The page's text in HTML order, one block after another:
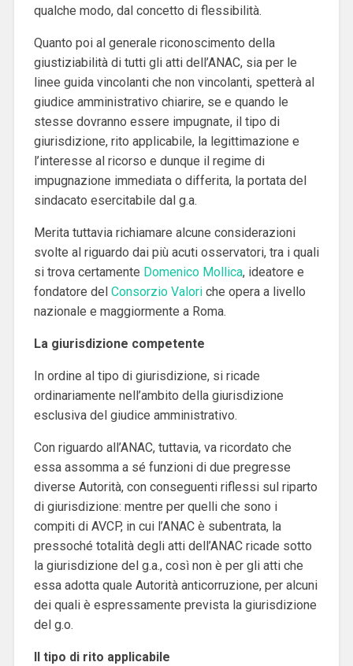
qualche modo, dal concetto di flessibilità.
Quanto poi al generale riconoscimento della
giustiziabilità di tutti gli atti dell’ANAC, sia per le
linee guida vincolanti che non vincolanti, spetterà al
giudice amministrativo chiarire, se e quando le
stesse dovranno essere impugnate, il tipo di
giurisdizione, rito applicabile, la legittimazione e
l’interesse al ricorso e dunque il regime di
impugnazione immediata o differita, la portata del
sindacato esercitabile dal g.a.
Merita tuttavia richiamare alcune considerazioni
svolte al riguardo dai più acuti osservatori, tra i quali
si trova certamente Domenico Mollica, ideatore e
fondatore del Consorzio Valoriche opera a livello
nazionale e maggiormente a Roma.
La giurisdizione competente
In ordine al tipo di giurisdizione, si ricade
ordinariamente nell’ambito della giurisdizione
esclusiva del giudice amministrativo.
Con riguardo all’ANAC, tuttavia, va ricordato che
essa assomma a sé funzioni di due pregresse
diverse Autorità, con conseguenti riflessi sul riparto
di giurisdizione: mentre per quelli che sono i
compiti di AVCP, in cui l’ANAC è subentrata, la
pressoché totalità degli atti dell’ANAC ricade sotto
la giurisdizione del g.a., così non è per gli atti che
essa adotta quale Autorità anticorruzione, per alcuni
dei quali è espressamente prevista la giurisdizione
del g.o.
Il tipo di rito applicabile